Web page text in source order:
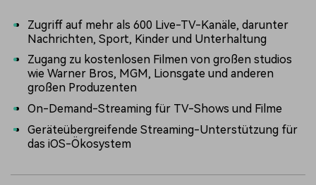
Zugriff auf mehr als 600 Live-TV-Kanäle, darunter
Nachrichten, Sport, Kinder und Unterhaltung
Zugang zu kostenlosen Filmen von großen studios
wie Warner Bros, MGM, Lionsgate und anderen
großen Produzenten
On-Demand-Streaming für TV-Shows und Filme
Geräteübergreifende Streaming-Unterstützung für
das iOS-Ökosystem